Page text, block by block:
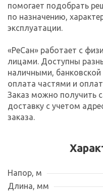
помогает подобрать
по назначению,
эксплуатации.
«РеСан» работает с
лицами. Доступны
наличными,
оплата частями и
Заказ можно получить
доставку с учетом
заказа.
Напор, м
Длина, мм